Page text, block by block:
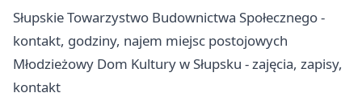
Słupskie Towarzystwo Budownictwa Społecznego -
kontakt, godziny, najem miejsc postojowych
Młodzieżowy Dom Kultury w Słupsku - zajęcia, zapisy,
kontakt